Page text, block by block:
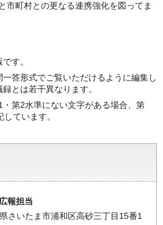
市町村との更なる連携強化を図ってま
す。
一答形式でご覧いただけるように編集し
とは若干異なります。
第2水準にない文字がある場合、第
しています。
広報担当
さいたま市浦和区高砂三丁目15番1